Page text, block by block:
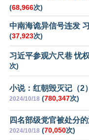
(68,966次)
中南海诡异信号连发
(37,923次)
习近平参观六尺巷 忧
次)
小说：红朝毁灭记（2
2024/10/18 (780,347次)
四名部级党官被处分
2024/10/18 (70,050次)